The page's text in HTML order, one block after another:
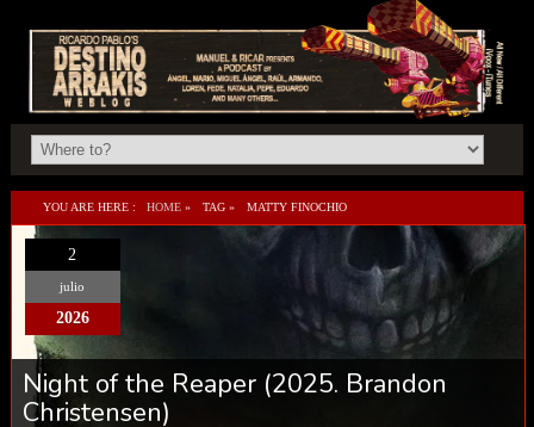
YOU ARE HERE : HOME » TAG » MATTY FINOCHIO
2
julio
2026
Night of the Reaper (2025. Brandon
Christensen)